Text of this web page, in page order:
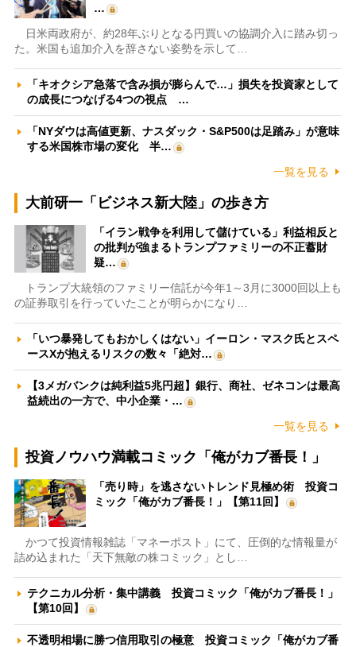
…
日米両政府が、約28年ぶりとなる円買いの協調介入に踏み切っ
た。米国も追加介入を辞さない姿勢を示して…
「キオクシア急落で含み損が膨らんで…」損失を投資家として
の成長につなげる4つの視点 …
「NYダウは高値更新、ナスダック・S&P500は足踏み」が意味
する米国株市場の変化 半…
一覧を見る
大前研一「ビジネス新大陸」の歩き方
「イラン戦争を利用して儲けている」利益相反と
の批判が強まるトランプファミリーの不正蓄財
疑…
トランプ大統領のファミリー信託が今年1～3月に3000回以上も
の証券取引を行っていたことが明らかになり…
「いつ暴発してもおかしくはない」イーロン・マスク氏とスペ
ースXが抱えるリスクの数々「絶対…
【3メガバンクは純利益5兆円超】銀行、商社、ゼネコンは最高
益続出の一方で、中小企業・…
一覧を見る
投資ノウハウ満載コミック「俺がカブ番長！」
「売り時」を逃さないトレンド見極め術 投資コ
ミック「俺がカブ番長！」【第11回】
かつて投資情報雑誌「マネーポスト」にて、圧倒的な情報量が
詰め込まれた「天下無敵の株コミック」とし…
テクニカル分析・集中講義 投資コミック「俺がカブ番長！」
【第10回】
不透明相場に勝つ信用取引の極意 投資コミック「俺がカブ番